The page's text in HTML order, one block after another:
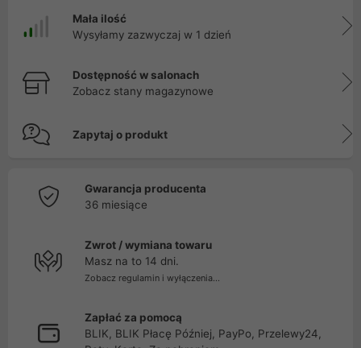
Mała ilość
Wysyłamy zazwyczaj w 1 dzień
Dostępność w salonach
Zobacz stany magazynowe
Zapytaj o produkt
Gwarancja producenta
36 miesiące
Zwrot / wymiana towaru
Masz na to 14 dni.
Zobacz regulamin i wyłączenia...
Zapłać za pomocą
BLIK, BLIK Płacę Później, PayPo, Przelewy24,